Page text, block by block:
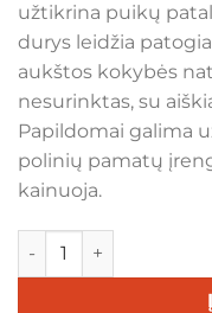
užtikrina puikų
durys leidžia
aukštos kokybės
nesurinktas, su
Papildomai galima
polinių pamatų
kainuoja.
produkto kiekis: